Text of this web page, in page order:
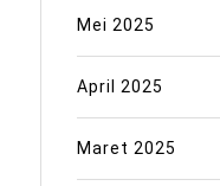
Mei 2025
April 2025
Maret 2025